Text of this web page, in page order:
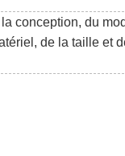
conception, du
de la taille et